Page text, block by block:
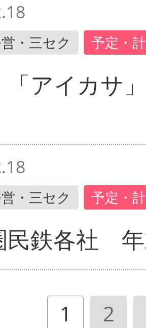
・三セク 予定・
アイカサ
・三セク 予定・
民鉄各社
1 2